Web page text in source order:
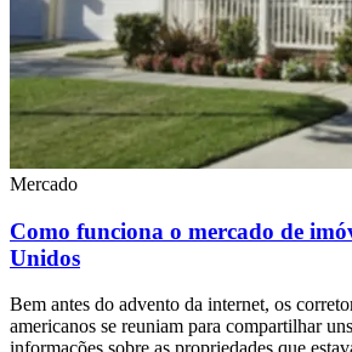
Mercado
Como funciona o mercado de
Unidos
Bem antes do advento da internet, os
americanos se reuniam para compartilhar